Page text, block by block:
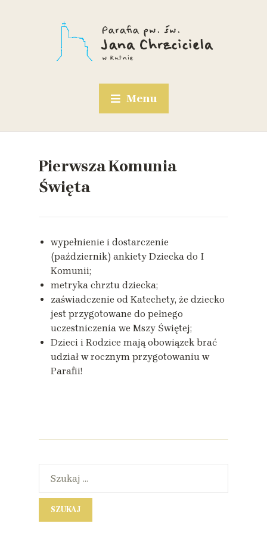
Menu
Pierwsza Komunia
Święta
wypełnienie i dostarczenie
(październik) ankiety Dziecka do I
Komunii;
metryka chrztu dziecka;
zaświadczenie od Katechety, że dziecko
jest przygotowane do pełnego
uczestniczenia we Mszy Świętej;
Dzieci i Rodzice mają obowiązek brać
udział w rocznym przygotowaniu w
Parafii!